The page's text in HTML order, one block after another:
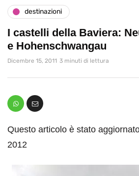
destinazioni
I castelli della Baviera:
e Hohenschwangau
Dicembre 15, 2011 3 minuti di lettura
Questo articolo è stato
2012